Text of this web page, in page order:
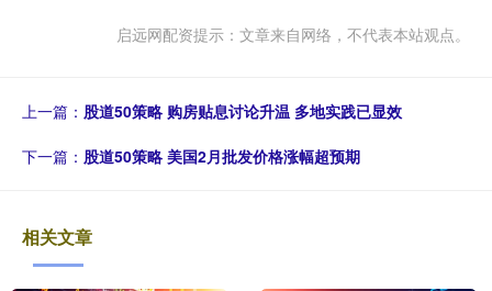
启远网配资提示：文章来自网络，不代表本站观点。
上一篇： 股道50策略 购房贴息讨论升温 多地实践已显效
下一篇： 股道50策略 美国2月批发价格涨幅超预期
相关文章